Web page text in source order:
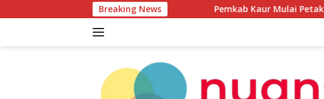
ke
Breaking News
Pemkab Kaur Mulai Petakan Potensi Produk